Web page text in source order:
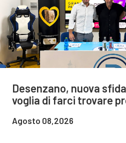
Desenzano, nuova
voglia di farci trovare
Agosto 08,2026